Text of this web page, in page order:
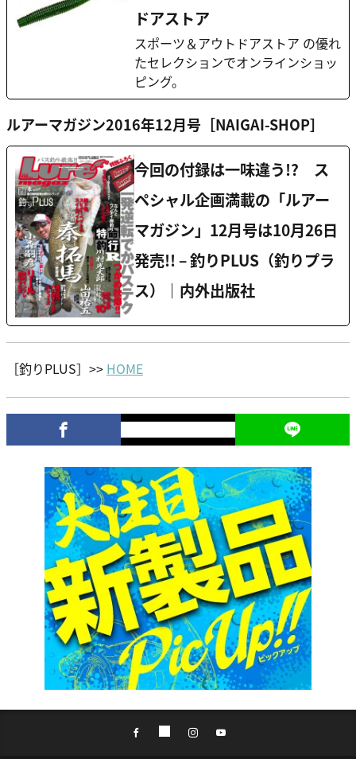
ドアストア
スポーツ＆アウトドアストア の優れ
たセレクションでオンラインショッ
ピング。
ルアーマガジン2016年12月号［NAIGAI-SHOP］
今回の付録は一味違う!? ス
ペシャル企画満載の「ルアー
マガジン」12月号は10月26日
発売!! – 釣りPLUS（釣りプラ
ス）｜内外出版社
［釣りPLUS］>> HOME